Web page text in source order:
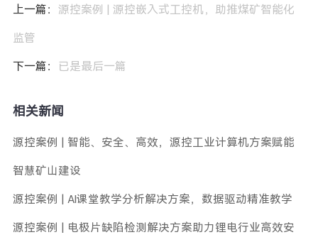
上一篇： 源控案例 | 源控嵌入式工控机，助推煤矿智能化
监管
下一篇： 已是最后一篇
相关新闻
源控案例 | 智能、安全、高效，源控工业计算机方案赋能
智慧矿山建设
源控案例 | AI课堂教学分析解决方案，数据驱动精准教学
源控案例 | 电极片缺陷检测解决方案助力锂电行业高效安